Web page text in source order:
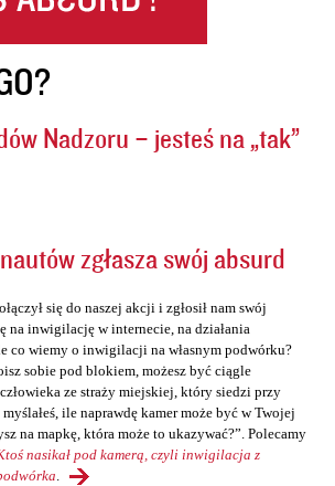
Nadzoru – jesteś na „tak”
zgłasza swój absurd
się do naszej akcji i zgłosił nam swój
na inwigilację w internecie, na działania
co wiemy o inwigilacji na własnym podwórku?
sobie pod blokiem, możesz być ciągle
ze straży miejskiej, który siedzi przy
ile naprawdę kamer może być w Twojej
na mapkę, która może to ukazywać?”. Polecamy
nasikał pod kamerą, czyli inwigilacja z